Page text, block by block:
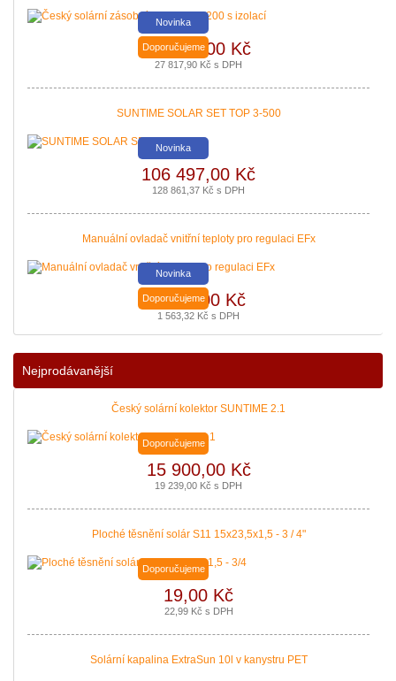
Nová zelená úsporám a Kotlíkové dotace snadno s PROPULS SOLAR.
|více zde ..
|více zde ..
Novinka
Doporučujeme
22 990,00 Kč
27 817,90 Kč s DPH
SUNTIME SOLAR SET TOP 3-500
Novinka
106 497,00 Kč
128 861,37 Kč s DPH
Manuální ovladač vnitřní teploty pro regulaci EFx
Novinka
Doporučujeme
1 292,00 Kč
1 563,32 Kč s DPH
Nejprodávanější
Český solární kolektor SUNTIME 2.1
Doporučujeme
15 900,00 Kč
19 239,00 Kč s DPH
Ploché těsnění solár S11 15x23,5x1,5 - 3 / 4"
Doporučujeme
19,00 Kč
22,99 Kč s DPH
Solární kapalina ExtraSun 10l v kanystru PET